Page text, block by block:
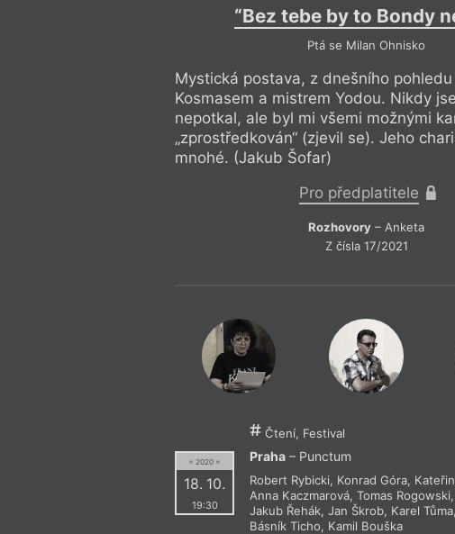
“Bez tebe by to Bondy
Ptá se Milan Ohnisko
Mystická postava, z dnešního
Kosmasem a mistrem Yodou. Nikdy
nepotkal, ale byl mi všemi možnými
„zprostředkován“ (zjevil se). Jeho
mnohé. (Jakub Šofar)
Pro předplatitele
Rozhovory – Anketa
Z čísla 17/2021
= 2020 =
18. 10.
19:30
Čtení, Festival
Praha – Punctum
Robert Rybicki, Konrad Góra,
Anna Kaczmarová,Tomas Rogowski
Jakub Řehák,Jan Škrob, Karel Tůma,
Básník Ticho, Kamil Bouška